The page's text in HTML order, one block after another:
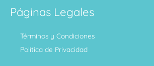
Páginas Legales
Términos y Condiciones
Política de Privacidad